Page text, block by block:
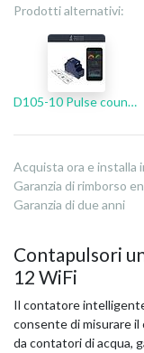
Prodotti alternativi:
D105-10 Pulse counter
Acquista ora e installa
Garanzia di rimborso
Garanzia di due anni
Contapulsori
12 WiFi
Il contatore
consente di misurare
da contatori di acqua,